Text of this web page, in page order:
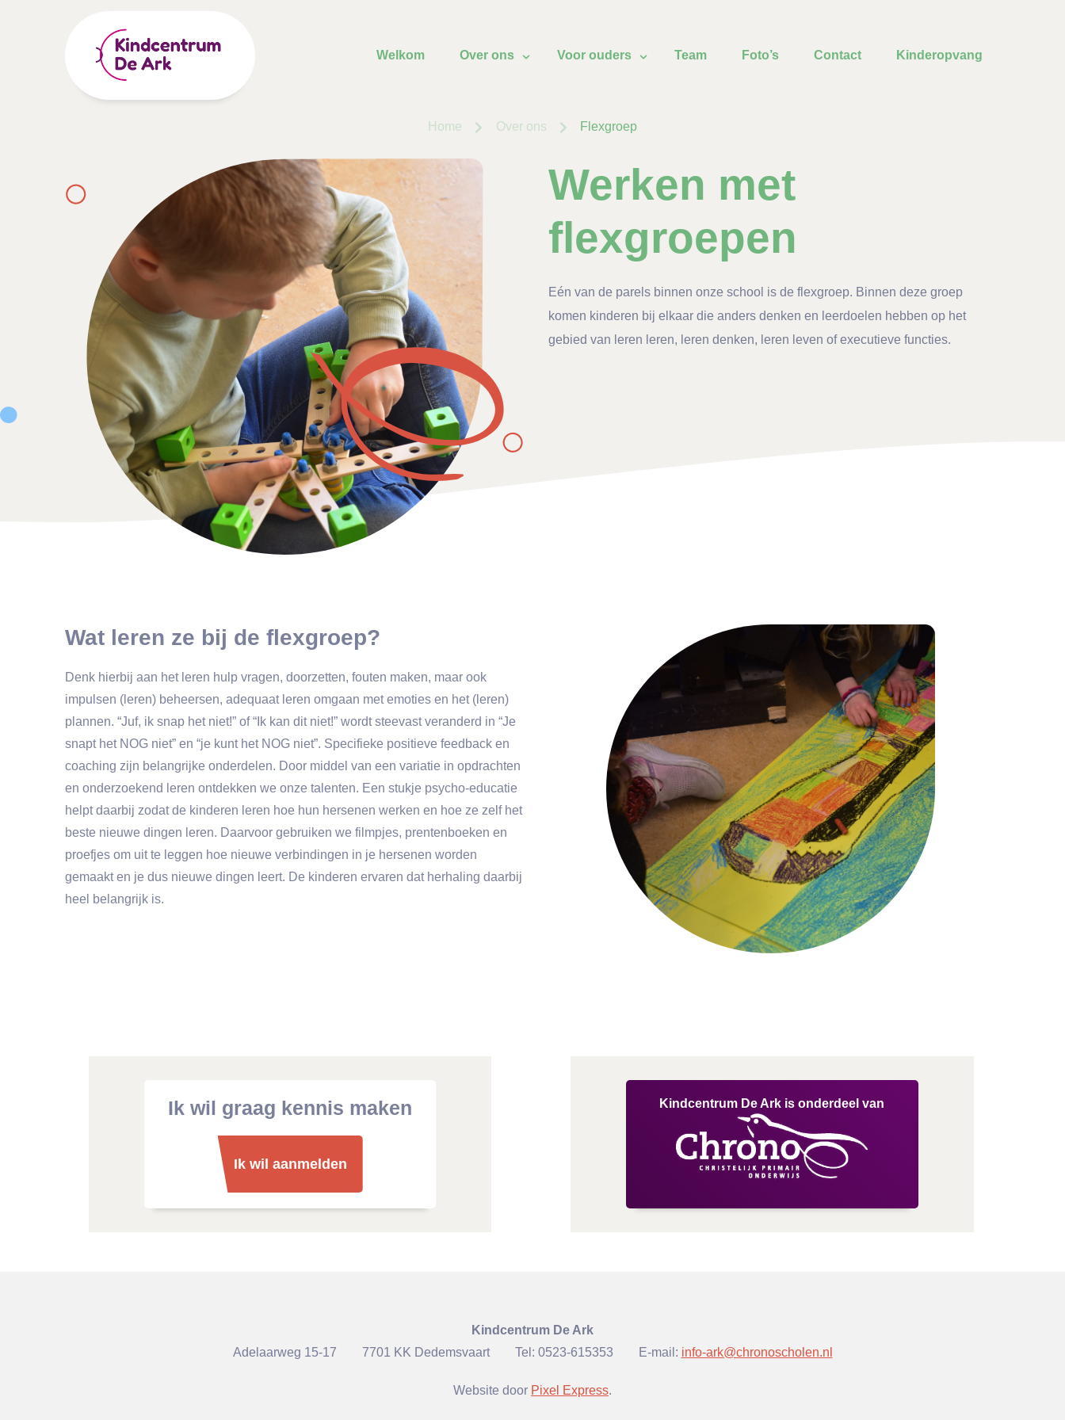
Welkom Over ons Voor ouders Team Foto’s Contact Kinderopvang
Home Over ons Flexgroep
Werken met
flexgroepen
Eén van de parels binnen onze school is de flexgroep. Binnen deze groep
komen kinderen bij elkaar die anders denken en leerdoelen hebben op het
gebied van leren leren, leren denken, leren leven of executieve functies.
Wat leren ze bij de flexgroep?
Denk hierbij aan het leren hulp vragen, doorzetten, fouten maken, maar ook
impulsen (leren) beheersen, adequaat leren omgaan met emoties en het (leren)
plannen. “Juf, ik snap het niet!” of “Ik kan dit niet!” wordt steevast veranderd in “Je
snapt het NOG niet” en “je kunt het NOG niet”. Specifieke positieve feedback en
coaching zijn belangrijke onderdelen. Door middel van een variatie in opdrachten
en onderzoekend leren ontdekken we onze talenten. Een stukje psycho-educatie
helpt daarbij zodat de kinderen leren hoe hun hersenen werken en hoe ze zelf het
beste nieuwe dingen leren. Daarvoor gebruiken we filmpjes, prentenboeken en
proefjes om uit te leggen hoe nieuwe verbindingen in je hersenen worden
gemaakt en je dus nieuwe dingen leert. De kinderen ervaren dat herhaling daarbij
heel belangrijk is.
Ik wil graag kennis maken
Ik wil aanmelden
Kindcentrum De Ark is onderdeel van
Kindcentrum De Ark
Adelaarweg 15-17
7701 KK Dedemsvaart Tel: 0523-615353 E-mail: info-ark@chronoscholen.nl
Website door Pixel Express.